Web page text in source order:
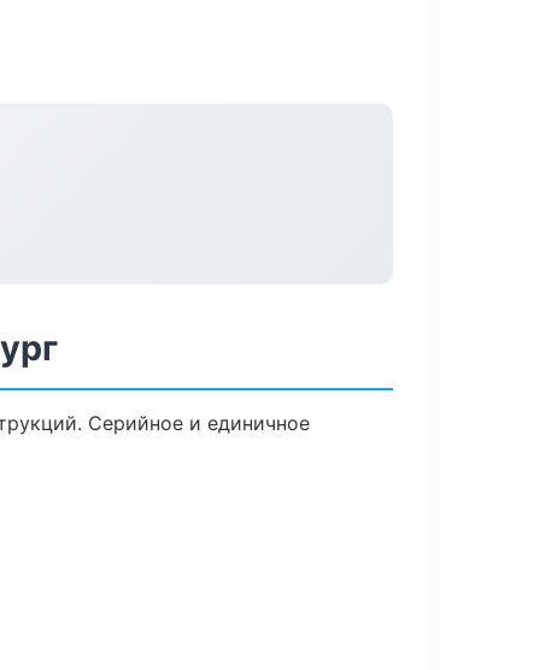
Серийное и единичное